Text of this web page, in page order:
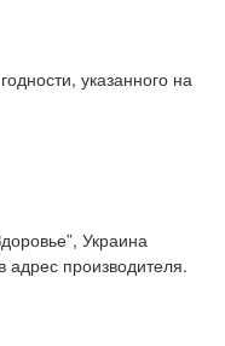
указанного на
Украина
адрес производителя.